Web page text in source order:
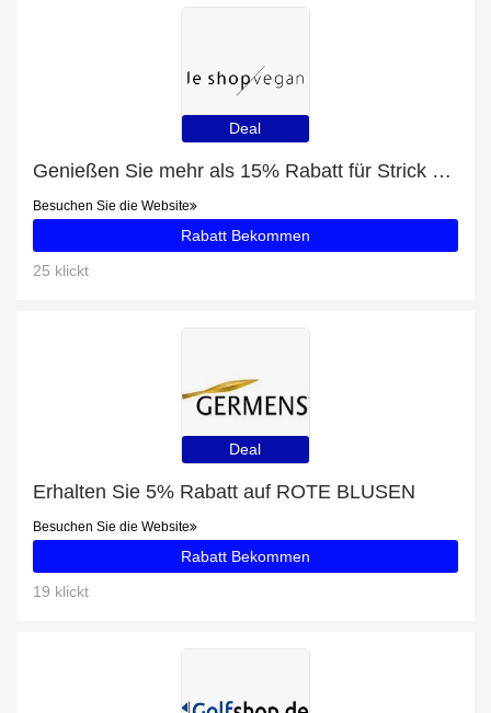
Deal
Genießen Sie mehr als 15% Rabatt für Strick CARDIGAN | offwhite
Besuchen Sie die Website
Rabatt Bekommen
25 klickt
Deal
Erhalten Sie 5% Rabatt auf ROTE BLUSEN
Besuchen Sie die Website
Rabatt Bekommen
19 klickt